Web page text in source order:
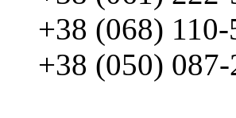
+38 (068) 110-
+38 (050)